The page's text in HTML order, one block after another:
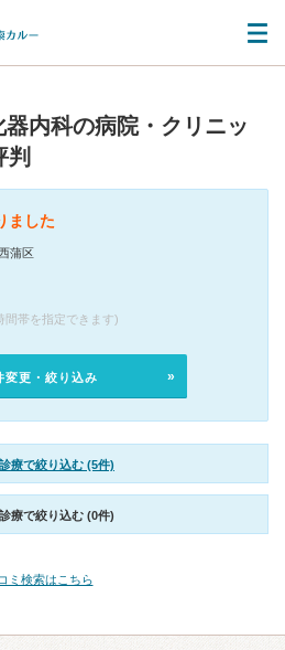
内科の病院・クリニッ
判
ました
蒲区
間帯を指定できます)
変更・絞り込み
療で絞り込む (5件)
療で絞り込む (0件)
ミ検索はこちら